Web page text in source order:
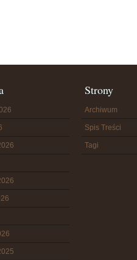
Strony
Archiwum
Spis Treści
Tagi